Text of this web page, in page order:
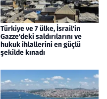
Türkiye ve 7 ülke, İsrail'in
Gazze'deki saldırılarını ve
hukuk ihlallerini en güçlü
şekilde kınadı